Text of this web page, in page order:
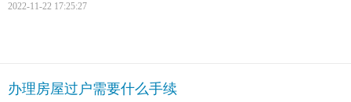
2022-11-22 17:25:27
办理房屋过户需要什么手续